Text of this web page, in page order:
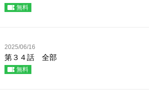
無料
2025/06/16
第３４話 全部
無料